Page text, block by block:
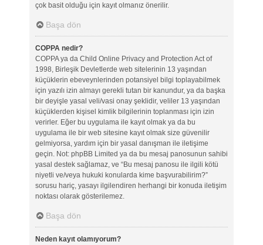
çok basit olduğu için kayıt olmanız önerilir.
Başa dön
COPPA nedir?
COPPA ya da Child Online Privacy and Protection Act of
1998, Birleşik Devletlerde web sitelerinin 13 yaşından
küçüklerin ebeveynlerinden potansiyel bilgi toplayabilmek
için yazılı izin almayı gerekli tutan bir kanundur, ya da başka
bir deyişle yasal veli/vasi onay şeklidir, veliler 13 yaşından
küçüklerden kişisel kimlik bilgilerinin toplanması için izin
verirler. Eğer bu uygulama ile kayıt olmak ya da bu
uygulama ile bir web sitesine kayıt olmak size güvenilir
gelmiyorsa, yardım için bir yasal danışman ile iletişime
geçin. Not: phpBB Limited ya da bu mesaj panosunun sahibi
yasal destek sağlamaz, ve “Bu mesaj panosu ile ilgili kötü
niyetli ve/veya hukuki konularda kime başvurabilirim?”
sorusu hariç, yasayı ilgilendiren herhangi bir konuda iletişim
noktası olarak gösterilemez.
Başa dön
Neden kayıt olamıyorum?